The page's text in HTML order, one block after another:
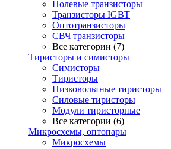
Полевые транзисторы
Транзисторы IGBT
Оптотранзисторы
СВЧ транзисторы
Все категории (7)
Тиристоры и симисторы
Симисторы
Тиристоры
Низковольтные тиристоры
Силовые тиристоры
Модули тиристорные
Все категории (6)
Микросхемы, оптопары
Микросхемы